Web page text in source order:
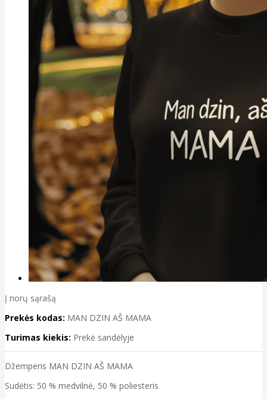
Į norų sąrašą
Prekės kodas: MAN DZIN AŠ MAMA
Turimas kiekis: Prekė sandėlyje
Džemperis MAN DZIN AŠ MAMA
Sudėtis: 50 % medvilnė, 50 % poliesteris